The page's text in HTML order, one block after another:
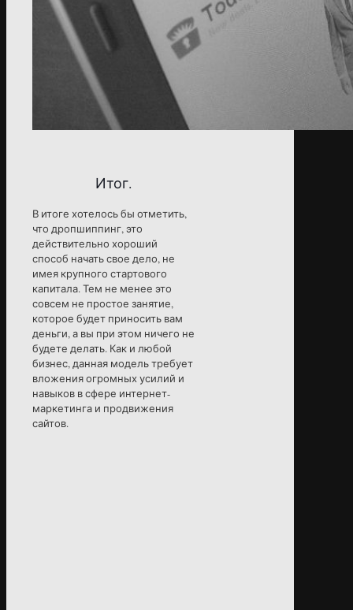
Итог.
В итоге хотелось бы отметить,
что дропшиппинг, это
действительно хороший
способ начать свое дело, не
имея крупного стартового
капитала. Тем не менее это
совсем не простое занятие,
которое будет приносить вам
деньги, а вы при этом ничего не
будете делать. Как и любой
бизнес, данная модель требует
вложения огромных усилий и
навыков в сфере интернет-
маркетинга и продвижения
сайтов.